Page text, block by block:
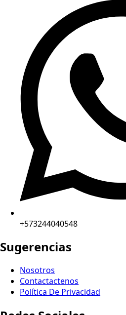
+573244040548
Sugerencias
Nosotros
Contactactenos
Política De Privacidad